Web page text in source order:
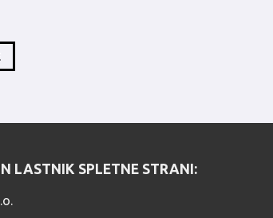
LASTNIK SPLETNE STRANI: